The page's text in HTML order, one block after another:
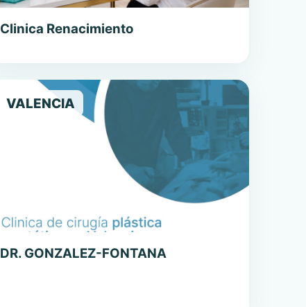
Clinica Renacimiento
VALENCIA
DR. GONZALEZ-FONTANA